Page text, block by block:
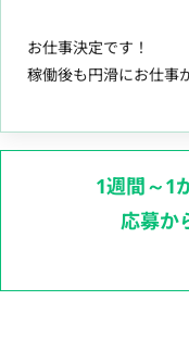
お仕事決定です！
稼働後も円滑にお仕事
1週間～1
応募か